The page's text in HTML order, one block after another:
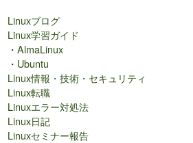
索
Linuxブログ
Linux学習ガイド
・AlmaLinux
・ Ubuntu
Linux情報・技術・セキュリティ
Linux転職
Linuxエラー対処法
Linux日記
Linuxセミナー報告